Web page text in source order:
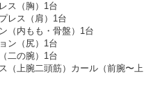
ス（胸）1台
レス（肩）1台
（内もも・骨盤）1台
ン（尻）1台
二の腕）1台
（上腕二頭筋）カール（前腕〜上